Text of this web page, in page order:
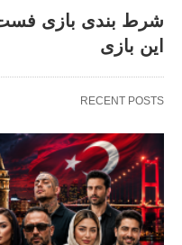
شرط بندی بازی فست
این بازی
RECENT POSTS